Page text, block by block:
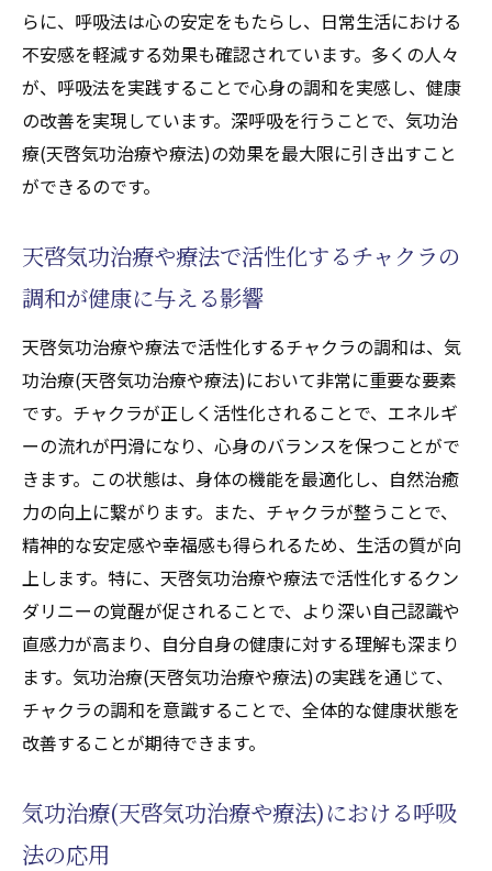
らに、呼吸法は心の安定をもたらし、日常生活における
不安感を軽減する効果も確認されています。多くの人々
が、呼吸法を実践することで心身の調和を実感し、健康
の改善を実現しています。深呼吸を行うことで、気功治
療(天啓気功治療や療法)の効果を最大限に引き出すこと
ができるのです。
天啓気功治療や療法で活性化するチャクラの
調和が健康に与える影響
天啓気功治療や療法で活性化するチャクラの調和は、気
功治療(天啓気功治療や療法)において非常に重要な要素
です。チャクラが正しく活性化されることで、エネルギ
ーの流れが円滑になり、心身のバランスを保つことがで
きます。この状態は、身体の機能を最適化し、自然治癒
力の向上に繋がります。また、チャクラが整うことで、
精神的な安定感や幸福感も得られるため、生活の質が向
上します。特に、天啓気功治療や療法で活性化するクン
ダリニーの覚醒が促されることで、より深い自己認識や
直感力が高まり、自分自身の健康に対する理解も深まり
ます。気功治療(天啓気功治療や療法)の実践を通じて、
チャクラの調和を意識することで、全体的な健康状態を
改善することが期待できます。
気功治療(天啓気功治療や療法)における呼吸
法の応用